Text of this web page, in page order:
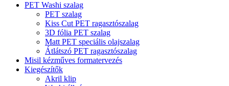
PET Washi szalag
PET szalag
Kiss Cut PET ragasztószalag
3D fólia PET szalag
Matt PET speciális olajszalag
Átlátszó PET ragasztószalag
Misil kézműves formatervezés
Kiegészítők
Akril klip